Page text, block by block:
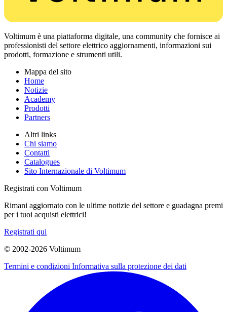
Voltimum è una piattaforma digitale, una community che fornisce ai
professionisti del settore elettrico aggiornamenti, informazioni sui
prodotti, formazione e strumenti utili.
Mappa del sito
Home
Notizie
Academy
Prodotti
Partners
Altri links
Chi siamo
Contatti
Catalogues
Sito Internazionale di Voltimum
Registrati con Voltimum
Rimani aggiornato con le ultime notizie del settore e guadagna premi
per i tuoi acquisti elettrici!
Registrati qui
© 2002-2026 Voltimum
Termini e condizioni Informativa sulla protezione dei dati